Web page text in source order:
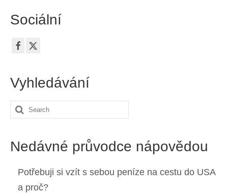
Sociální
Vyhledávání
Search
Nedávné průvodce nápovědou
Potřebuji si vzít s sebou peníze na cestu do USA
a proč?